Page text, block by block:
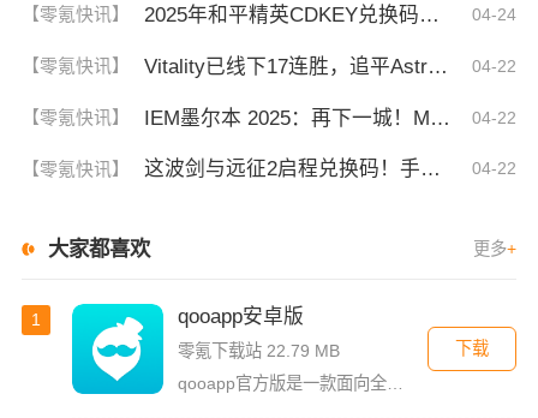
【零氪快讯】 2025年和平精英CDKEY兑换码领取方法及使用技巧 04-24
【零氪快讯】 Vitality已线下17连胜，追平Astralis并列第三 04-22
【零氪快讯】 IEM墨尔本 2025：再下一城！MOUZ 2-0 GL 04-22
【零氪快讯】 这波剑与远征2启程兑换码！手慢无，速存！ 04-22
大家都喜欢 更多+
1 qooapp安卓版
零氪下载站 22.79 MB
下载